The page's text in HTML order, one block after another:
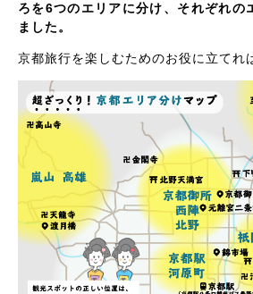
ろを6つのエリアに分け、それぞれの
ました。
京都旅行を楽しむためのお役に立てれ